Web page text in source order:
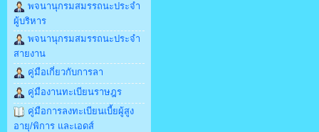
พจนานุกรมสมรรถนะประจำ
ผู้บริหาร
พจนานุกรมสมรรถนะประจำ
สายงาน
คู่มือเกี่ยวกับการลา
คู่มืองานทะเบียนราษฎร
คู่มือการลงทะเบียนเบี้ยผู้สูง
อายุ/พิการ และเอดส์